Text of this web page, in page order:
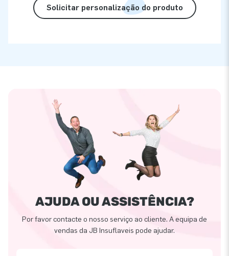
Solicitar personalização do produto
AJUDA OU ASSISTÊNCIA?
Por favor contacte o nosso serviço ao cliente. A equipa de
vendas da JB Insuflaveis pode ajudar.